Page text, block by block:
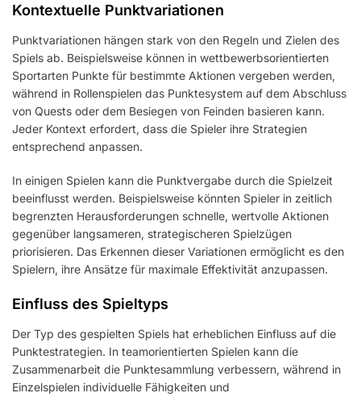
Kontextuelle Punktvariationen
Punktvariationen hängen stark von den Regeln und Zielen des
Spiels ab. Beispielsweise können in wettbewerbsorientierten
Sportarten Punkte für bestimmte Aktionen vergeben werden,
während in Rollenspielen das Punktesystem auf dem Abschluss
von Quests oder dem Besiegen von Feinden basieren kann.
Jeder Kontext erfordert, dass die Spieler ihre Strategien
entsprechend anpassen.
In einigen Spielen kann die Punktvergabe durch die Spielzeit
beeinflusst werden. Beispielsweise könnten Spieler in zeitlich
begrenzten Herausforderungen schnelle, wertvolle Aktionen
gegenüber langsameren, strategischeren Spielzügen
priorisieren. Das Erkennen dieser Variationen ermöglicht es den
Spielern, ihre Ansätze für maximale Effektivität anzupassen.
Einfluss des Spieltyps
Der Typ des gespielten Spiels hat erheblichen Einfluss auf die
Punktestrategien. In teamorientierten Spielen kann die
Zusammenarbeit die Punktesammlung verbessern, während in
Einzelspielen individuelle Fähigkeiten und